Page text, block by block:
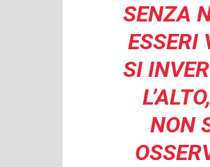
SENZA
ESSERI
SI
NON